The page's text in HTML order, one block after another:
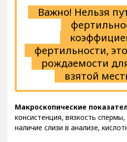
Важно! Нельзя
фертильности,
рождаемости
взятой
Макроскопические
консистенция, вязкость
наличие слизи в анализе,